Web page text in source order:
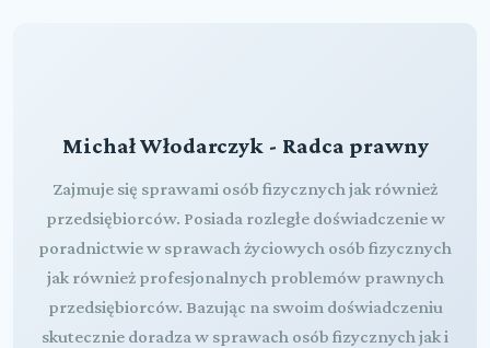
Michał Włodarczyk - Radca prawny
Zajmuje się sprawami osób fizycznych jak również
przedsiębiorców. Posiada rozległe doświadczenie w
poradnictwie w sprawach życiowych osób fizycznych
jak również profesjonalnych problemów prawnych
przedsiębiorców. Bazując na swoim doświadczeniu
skutecznie doradza w sprawach osób fizycznych jak i